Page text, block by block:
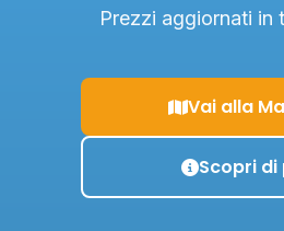
Prezzi aggiornati in
Vai alla
Scopri di